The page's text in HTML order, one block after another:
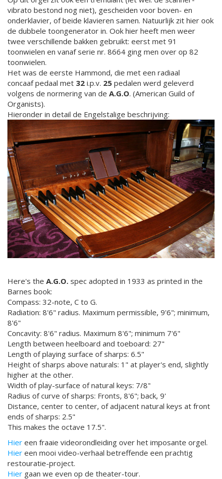
vibrato bestond nog niet), gescheiden voor boven- en
onderklavier, of beide klavieren samen. Natuurlijk zit hier ook
de dubbele toongenerator in. Ook hier heeft men weer
twee verschillende bakken gebruikt: eerst met 91
toonwielen en vanaf serie nr. 8664 ging men over op 82
toonwielen.
Het was de eerste Hammond, die met een radiaal
concaaf pedaal met 32 i.p.v. 25 pedalen werd geleverd
volgens de normering van de A.G.O. (American Guild of
Organists).
Hieronder in detail de Engelstalige beschrijving:
Here's the A.G.O. spec adopted in 1933 as printed in the
Barnes book:
Compass: 32-note, C to G.
Radiation: 8'6" radius. Maximum permissible, 9'6"; minimum,
8'6"
Concavity: 8'6" radius. Maximum 8'6"; minimum 7'6"
Length between heelboard and toeboard: 27"
Length of playing surface of sharps: 6.5"
Height of sharps above naturals: 1" at player's end, slightly
higher at the other.
Width of play-surface of natural keys: 7/8"
Radius of curve of sharps: Fronts, 8'6"; back, 9'
Distance, center to center, of adjacent natural keys at front
ends of sharps: 2.5"
This makes the octave 17.5".
Hier een fraaie videorondleiding over het imposante orgel.
Hier een mooi video-verhaal betreffende een prachtig
restouratie-project.
Hier gaan we even op de theater-tour.